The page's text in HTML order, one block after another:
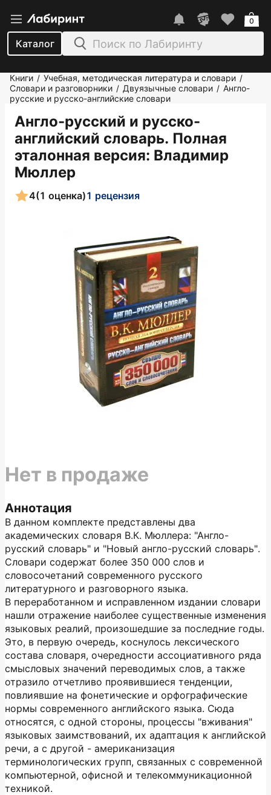
Каталог
0
Книги / Учебная, методическая литература и словари /
Словари и разговорники / Двуязычные словари / Англо-
русские и русско-английские словари
Англо-русский и русско-
английский словарь. Полная
эталонная версия: Владимир
Мюллер
4(1 оценка)1 рецензия
Аннотация
В данном комплекте представлены два
академических словаря В.К. Мюллера: "Англо-
русский словарь" и "Новый англо-русский словарь".
Словари содержат более 350 000 слов и
словосочетаний современного русского
литературного и разговорного языка.
В переработанном и исправленном издании словари
нашли отражение наиболее существенные изменения
языковых реалий, произошедшие за последние годы.
Это, в первую очередь, коснулось лексического
состава словаря, очередности ассоциативного ряда
смысловых значений переводимых слов, а также
отразило отчетливо проявившиеся тенденции,
повлиявшие на фонетические и орфографические
нормы современного английского языка. Сюда
относятся, с одной стороны, процессы "вживания"
языковых заимствований, их адаптация к английской
речи, а с другой - американизация
терминологических групп, связанных с современной
компьютерной, офисной и телекоммуникационной
техникой.
Нет в продаже